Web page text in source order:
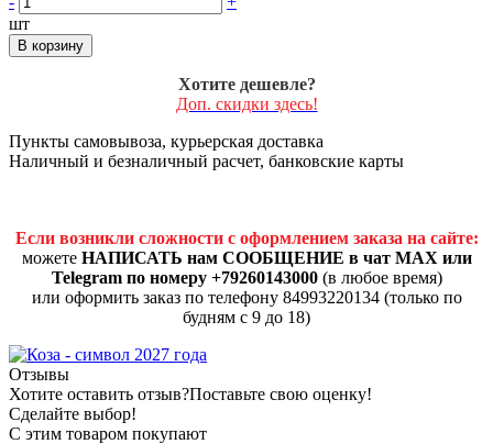
шт
В корзину
Хотите дешевле?
Доп. скидки здесь!
Пункты самовывоза, курьерская доставка
Наличный и безналичный расчет, банковские карты
Если возникли сложности с оформлением заказа на сайте:
можете НАПИСАТЬ нам СООБЩЕНИЕ в чат MAX или
Telegram по номеру +79260143000(в любое время)
или оформить заказ по телефону 84993220134 (только по
будням с 9 до 18)
Отзывы
Хотите оставить отзыв?Поставьте свою оценку!
Сделайте выбор!
С этим товаром покупают